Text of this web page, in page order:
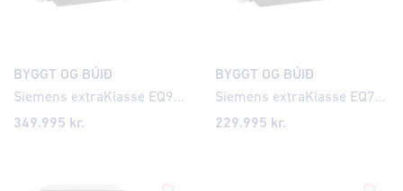
BYGGT OG BÚIÐ
Siemens extraKlasse EQ900 iAroma Espresso kaffivél
349.995 kr.
BYGGT OG BÚIÐ
Siemens extraKlasse EQ700 iAroma Espresso kaffivél
229.995 kr.